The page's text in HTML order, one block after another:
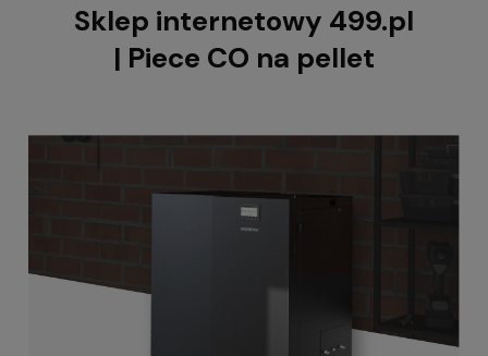
Sklep internetowy 499.pl
| Piece CO na pellet